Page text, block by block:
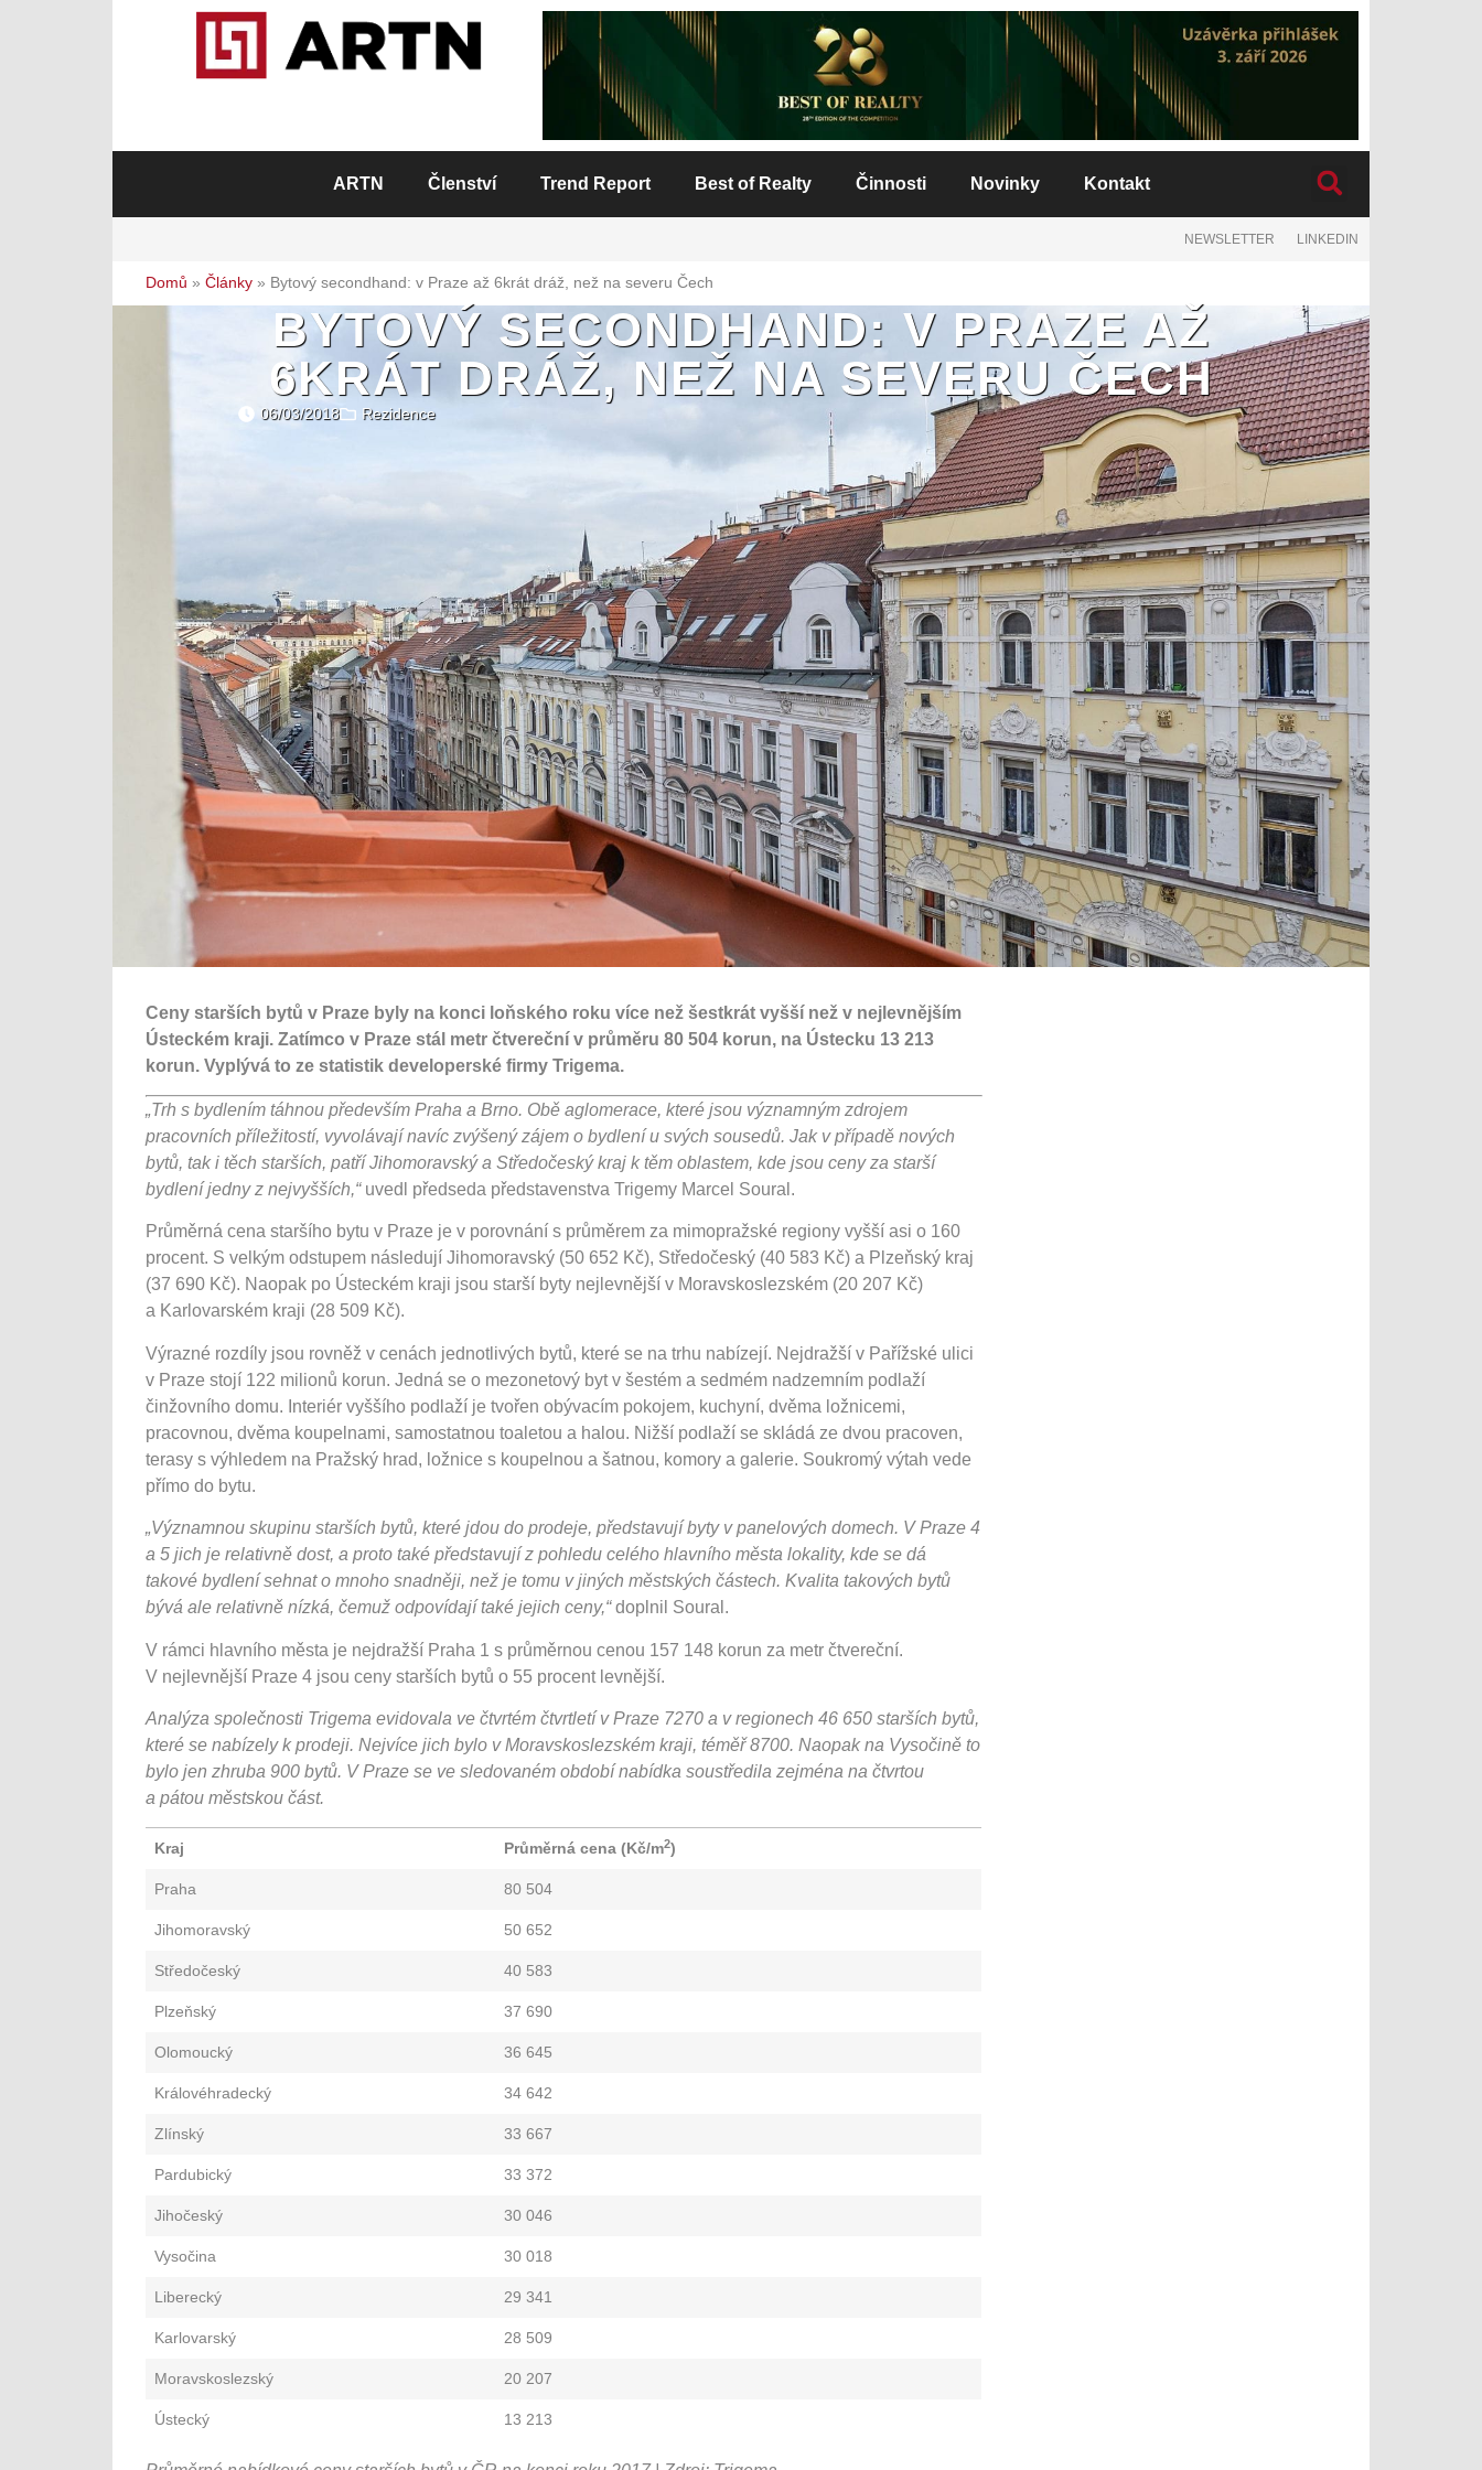
ARTN Členství Trend Report Best of Realty Činnosti Novinky Kontakt
NEWSLETTER LINKEDIN
Domů » Články » Bytový secondhand: v Praze až 6krát dráž, než na severu Čech
BYTOVÝ SECONDHAND: V PRAZE AŽ
6KRÁT DRÁŽ, NEŽ NA SEVERU ČECH
06/03/2018 Rezidence
Ceny starších bytů v Praze byly na konci loňského roku více než šestkrát vyšší než v nejlevnějším
Ústeckém kraji. Zatímco v Praze stál metr čtvereční v průměru 80 504 korun, na Ústecku 13 213
korun. Vyplývá to ze statistik developerské firmy Trigema.
„Trh s bydlením táhnou především Praha a Brno. Obě aglomerace, které jsou významným zdrojem
pracovních příležitostí, vyvolávají navíc zvýšený zájem o bydlení u svých sousedů. Jak v případě nových
bytů, tak i těch starších, patří Jihomoravský a Středočeský kraj k těm oblastem, kde jsou ceny za starší
bydlení jedny z nejvyšších,“uvedl předseda představenstva Trigemy Marcel Soural.
Průměrná cena staršího bytu v Praze je v porovnání s průměrem za mimopražské regiony vyšší asi o 160
procent. S velkým odstupem následují Jihomoravský (50 652 Kč), Středočeský (40 583 Kč) a Plzeňský kraj
(37 690 Kč). Naopak po Ústeckém kraji jsou starší byty nejlevnější v Moravskoslezském (20 207 Kč)
a Karlovarském kraji (28 509 Kč).
Výrazné rozdíly jsou rovněž v cenách jednotlivých bytů, které se na trhu nabízejí. Nejdražší v Pařížské ulici
v Praze stojí 122 milionů korun. Jedná se o mezonetový byt v šestém a sedmém nadzemním podlaží
činžovního domu. Interiér vyššího podlaží je tvořen obývacím pokojem, kuchyní, dvěma ložnicemi,
pracovnou, dvěma koupelnami, samostatnou toaletou a halou. Nižší podlaží se skládá ze dvou pracoven,
terasy s výhledem na Pražský hrad, ložnice s koupelnou a šatnou, komory a galerie. Soukromý výtah vede
přímo do bytu.
„Významnou skupinu starších bytů, které jdou do prodeje, představují byty v panelových domech. V Praze 4
a 5 jich je relativně dost, a proto také představují z pohledu celého hlavního města lokality, kde se dá
takové bydlení sehnat o mnoho snadněji, než je tomu v jiných městských částech. Kvalita takových bytů
bývá ale relativně nízká, čemuž odpovídají také jejich ceny,“doplnil Soural.
V rámci hlavního města je nejdražší Praha 1 s průměrnou cenou 157 148 korun za metr čtvereční.
V nejlevnější Praze 4 jsou ceny starších bytů o 55 procent levnější.
Analýza společnosti Trigema evidovala ve čtvrtém čtvrtletí v Praze 7270 a v regionech 46 650 starších bytů,
které se nabízely k prodeji. Nejvíce jich bylo v Moravskoslezském kraji, téměř 8700. Naopak na Vysočině to
bylo jen zhruba 900 bytů. V Praze se ve sledovaném období nabídka soustředila zejména na čtvrtou
a pátou městskou část.
Kraj Průměrná cena (Kč/m2)
Praha 80 504
Jihomoravský 50 652
Středočeský 40 583
Plzeňský 37 690
Olomoucký 36 645
Královéhradecký 34 642
Zlínský 33 667
Pardubický 33 372
Jihočeský 30 046
Vysočina 30 018
Liberecký 29 341
Karlovarský 28 509
Moravskoslezský 20 207
Ústecký 13 213